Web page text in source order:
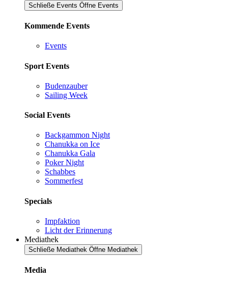
Schließe Events Öffne Events
Kommende Events
Events
Sport Events
Budenzauber
Sailing Week
Social Events
Backgammon Night
Chanukka on Ice
Chanukka Gala
Poker Night
Schabbes
Sommerfest
Specials
Impfaktion
Licht der Erinnerung
Mediathek
Schließe Mediathek Öffne Mediathek
Media